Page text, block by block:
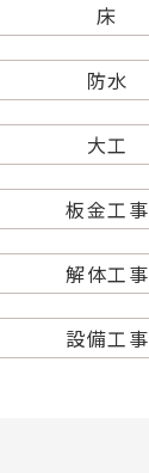
床
防水
大工
板金工事
解体工事
設備工事